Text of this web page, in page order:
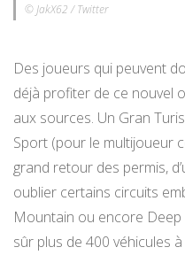
© JakX62 / Twitter
Des joueurs qui peuvent
déjà profiter de ce nouvel
aux sources. Un Gran
Sport (pour le multijoueur
grand retour des permis,
oublier certains circuits
Mountain ou encore Deep
sûr plus de 400 véhicules